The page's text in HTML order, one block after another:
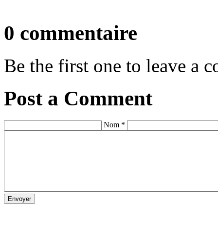
0 commentaire
Be the first one to leave a
Post a Comment
Nom *